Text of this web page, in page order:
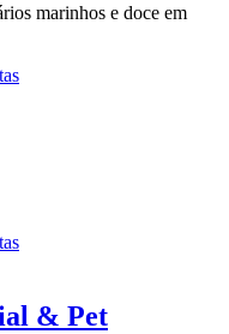
marinhos e doce em
& Pet